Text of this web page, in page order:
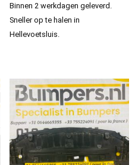
Binnen 2 werkdagen geleverd.
Sneller op te halen in
Hellevoetsluis.